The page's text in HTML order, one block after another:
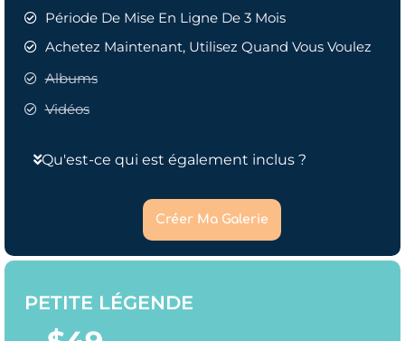
Période De Mise En Ligne De 3 Mois
Achetez Maintenant, Utilisez Quand Vous Voulez
Albums
Vidéos
Qu'est-ce qui est également inclus ?
Créer Ma Galerie
PETITE LÉGENDE